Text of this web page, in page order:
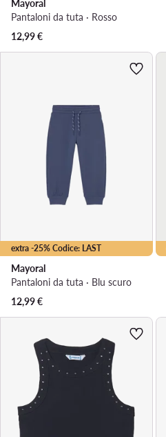
Mayoral
Pantaloni da tuta · Rosso
12,99€
extra -25% Codice: LAST
Mayoral
Pantaloni da tuta · Blu scuro
12,99€